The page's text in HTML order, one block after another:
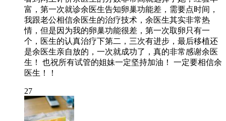
富，第一次就诊余医生告知卵巢功能差，需要点时间，
我跟老公相信余医生的治疗技术，余医生其实非常热
情，但是因为我的卵巢功能很差，第一次取卵只有一
个，医生的认真治疗下第二，三次有进步，最后移植还
是余医生亲自放的，一次就成功了，真的非常感谢余医
生！ 也祝所有试管的姐妹一定坚持加油！ 一定要相信余
医生！！
27